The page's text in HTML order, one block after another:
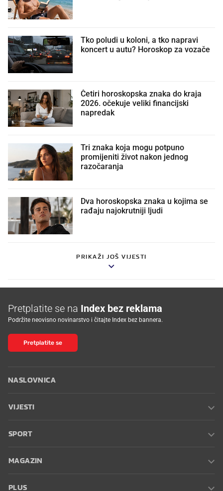
Tko poludi u koloni, a tko napravi
koncert u autu? Horoskop za vozače
Četiri horoskopska znaka do kraja
2026. očekuje veliki financijski
napredak
Tri znaka koja mogu potpuno
promijeniti život nakon jednog
razočaranja
Dva horoskopska znaka u kojima se
rađaju najokrutniji ljudi
PRIKAŽI JOŠ VIJESTI
Pretplatite se na Index bez reklama
Podržite neovisno novinarstvo i čitajte Index bez bannera.
Pretplatite se
NASLOVNICA
VIJESTI
SPORT
MAGAZIN
PLUS